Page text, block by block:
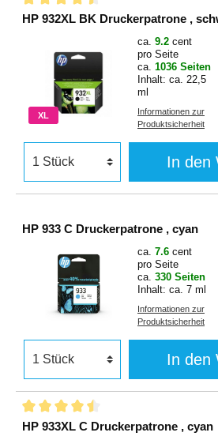
HP 932XL BK Druckerpatrone ,
XL
ca. 9.2 cent
pro Seite
ca. 1036 Seiten
Inhalt: ca. 22,5
ml
Informationen zur
Produktsicherheit
In den
HP 933 C Druckerpatrone , cyan
ca. 7.6 cent
pro Seite
ca. 330 Seiten
Inhalt: ca. 7 ml
Informationen zur
Produktsicherheit
In den
HP 933XL C Druckerpatrone , cyan